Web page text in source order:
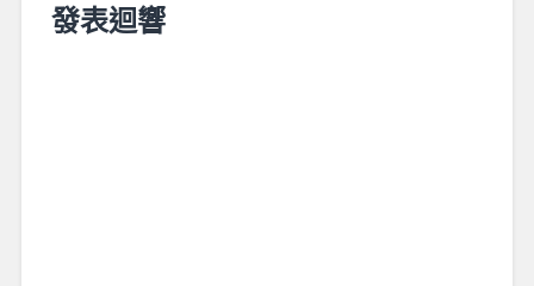
發表迴響